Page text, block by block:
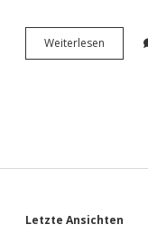
Wei­ter­le­sen
der
Sidebar
Letzte Ansichten